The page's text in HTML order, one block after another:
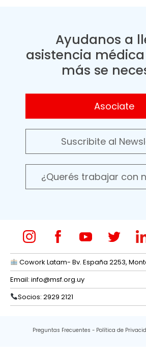
Ayudanos a
asistencia
más se
Asociate
Suscribite al
¿Querés trabajar con
Cowork Latam- Bv. España 2253,
Email: info@msf.org.uy
Socios: 2929 2121
Preguntas Frecuentes Política de